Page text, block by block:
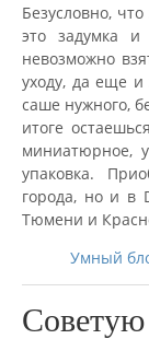
Безусловно,
это задумка
невозможно
уходу, да еще
саше нужного,
итоге
миниатюрное,
упаковка.
города, но и в
Тюмени и
Умный
Советую